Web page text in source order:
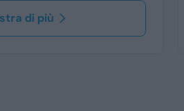
di più